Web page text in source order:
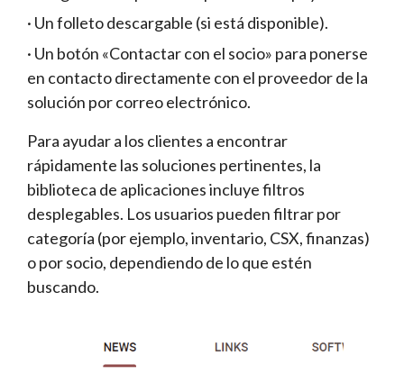
· Un folleto descargable (si está disponible).
· Un botón «Contactar con el socio» para ponerse
en contacto directamente con el proveedor de la
solución por correo electrónico.
Para ayudar a los clientes a encontrar
rápidamente las soluciones pertinentes, la
biblioteca de aplicaciones incluye filtros
desplegables. Los usuarios pueden filtrar por
categoría (por ejemplo, inventario, CSX, finanzas)
o por socio, dependiendo de lo que estén
buscando.